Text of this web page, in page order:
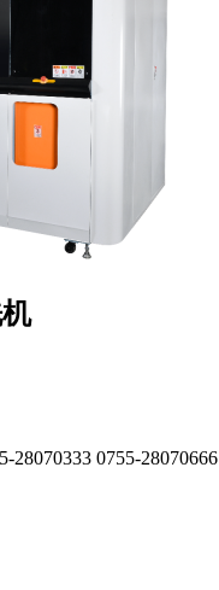
28070333 0755-28070666